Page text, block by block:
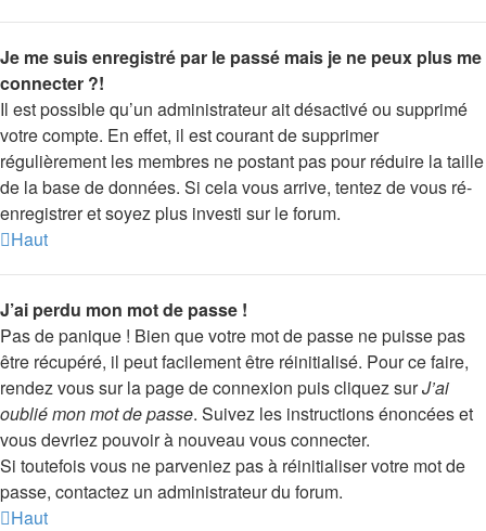
Je me suis enregistré par le passé mais je ne peux plus me
connecter ?!
Il est possible qu’un administrateur ait désactivé ou supprimé
votre compte. En effet, il est courant de supprimer
régulièrement les membres ne postant pas pour réduire la taille
de la base de données. Si cela vous arrive, tentez de vous ré-
enregistrer et soyez plus investi sur le forum.
Haut
J’ai perdu mon mot de passe !
Pas de panique ! Bien que votre mot de passe ne puisse pas
être récupéré, il peut facilement être réinitialisé. Pour ce faire,
rendez vous sur la page de connexion puis cliquez surJ’ai
oublié mon mot de passe. Suivez les instructions énoncées et
vous devriez pouvoir à nouveau vous connecter.
Si toutefois vous ne parveniez pas à réinitialiser votre mot de
passe, contactez un administrateur du forum.
Haut